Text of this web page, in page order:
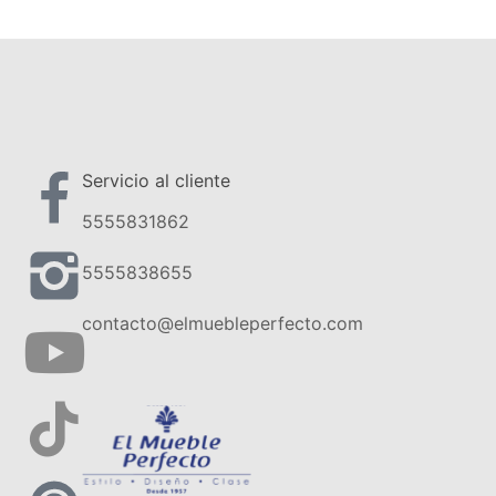
Servicio al cliente
5555831862
5555838655
contacto@elmuebleperfecto.com